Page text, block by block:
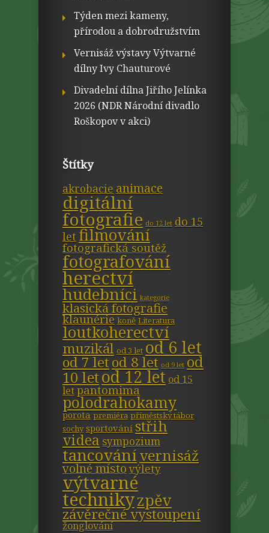
Týden mezi kameny,
přírodou a dobrodružstvím
Vernisáž výstavy Výtvarné
dílny Ivy Chauturové
Divadelní dílna Jiřího Jelínka
2026 (NDR Národní divadlo
Roškopov v akci)
Štítky
akrobacie animace
digitální
fotografie do 12 let do 15
let filmování
fotografická soutěž
fotografování
herectví
hudebníci kategorie
klasická fotografie
klaunérie koně Literatura
loutkoherectví
muzikál od 3 let od 6 let
od 7 letod 8 let od 9 let od
10 letod 12 let od 15
letpantomima
polodrahokamy
porota premiéra příměstský tábor
sochy sportování střih
videa sympozium
tancovánívernisáž
volné místovýlety
výtvarné
technikyzpěv
závěrečné vystoupení
žonglování